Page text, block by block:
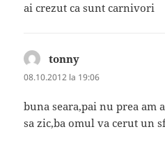
ai crezut ca sunt carnivori
tonny
08.10.2012 la 19:06
buna seara,pai nu prea am
sa zic,ba omul va cerut un